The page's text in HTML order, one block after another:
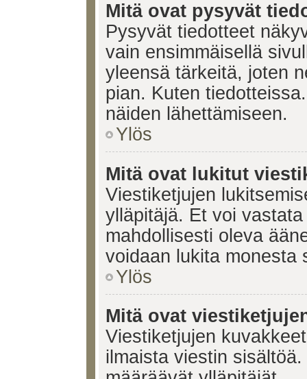
Mitä ovat pysyvät
Pysyvät tiedotteet
vain ensimmäisellä
yleensä tärkeitä, joten
pian. Kuten
näiden lähettämiseen.
Ylös
Mitä ovat lukitut
Viestiketjujen
ylläpitäjä. Et voi
mahdollisesti oleva
voidaan lukita monesta
Ylös
Mitä ovat
Viestiketjujen
ilmaista viestin